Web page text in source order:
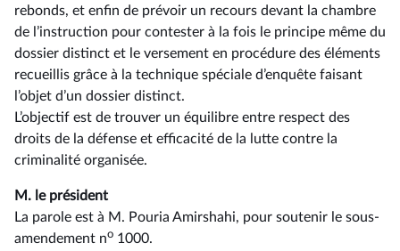
rebonds, et enfin de prévoir un recours devant la chambre
de l’instruction pour contester à la fois le principe même du
dossier distinct et le versement en procédure des éléments
recueillis grâce à la technique spéciale d’enquête faisant
l’objet d’un dossier distinct.
L’objectif est de trouver un équilibre entre respect des
droits de la défense et efficacité de la lutte contre la
criminalité organisée.
M. le président
La parole est à M. Pouria Amirshahi, pour soutenir le sous-
amendement no 1000.